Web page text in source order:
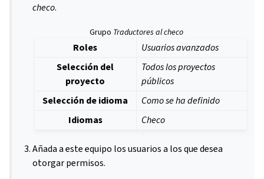
checo.
Grupo Traductores al checo
Roles
Usuarios avanzados
Selección del
proyecto
Todos los proyectos
públicos
Selección de idioma
Como se ha definido
Idiomas
Checo
Añada a este equipo los usuarios a los que desea
otorgar permisos.